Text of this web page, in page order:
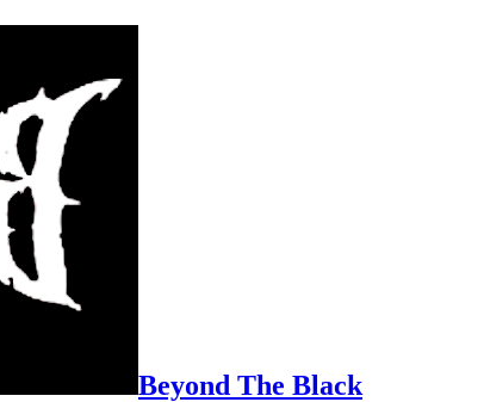
Beyond The Black